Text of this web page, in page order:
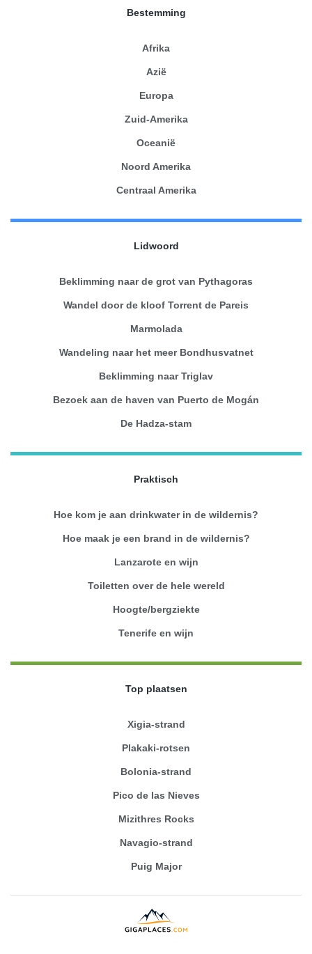
Bestemming
Afrika
Azië
Europa
Zuid-Amerika
Oceanië
Noord Amerika
Centraal Amerika
Lidwoord
Beklimming naar de grot van Pythagoras
Wandel door de kloof Torrent de Pareis
Marmolada
Wandeling naar het meer Bondhusvatnet
Beklimming naar Triglav
Bezoek aan de haven van Puerto de Mogán
De Hadza-stam
Praktisch
Hoe kom je aan drinkwater in de wildernis?
Hoe maak je een brand in de wildernis?
Lanzarote en wijn
Toiletten over de hele wereld
Hoogte/bergziekte
Tenerife en wijn
Top plaatsen
Xigia-strand
Plakaki-rotsen
Bolonia-strand
Pico de las Nieves
Mizithres Rocks
Navagio-strand
Puig Major